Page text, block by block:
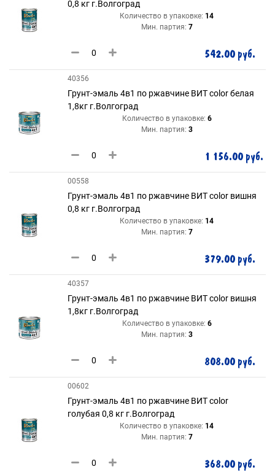
0,8 кг г.Волгоград
Количество в упаковке: 14
Мин. партия: 7
542.00 руб.
40356
Грунт-эмаль 4в1 по ржавчине ВИТ color белая
1,8кг г.Волгоград
Количество в упаковке: 6
Мин. партия: 3
1 156.00 руб.
00558
Грунт-эмаль 4в1 по ржавчине ВИТ color вишня
0,8 кг г.Волгоград
Количество в упаковке: 14
Мин. партия: 7
379.00 руб.
40357
Грунт-эмаль 4в1 по ржавчине ВИТ color вишня
1,8кг г.Волгоград
Количество в упаковке: 6
Мин. партия: 3
808.00 руб.
00602
Грунт-эмаль 4в1 по ржавчине ВИТ color
голубая 0,8 кг г.Волгоград
Количество в упаковке: 14
Мин. партия: 7
368.00 руб.